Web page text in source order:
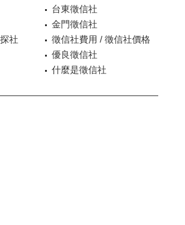
台東徵信社
金門徵信社
社
徵信社費用 / 徵信社價格
優良徵信社
什麼是徵信社